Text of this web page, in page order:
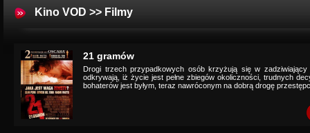
Kino VOD >> Filmy
21 gramów
Drogi trzech przypadkowych osób krzyżują się w
odkrywają, iż życie jest pełne zbiegów okoliczności, trudnych
bohaterów jest byłym, teraz nawróconym na dobrą drogę